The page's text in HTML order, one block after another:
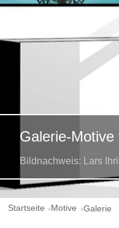
Galerie-
Bildnachweis: Lars
Startseite Motive Galerie